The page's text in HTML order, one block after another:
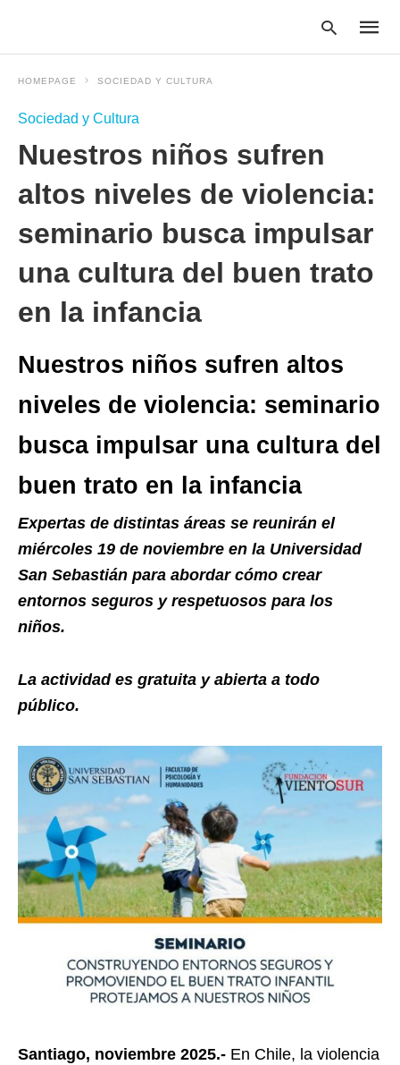
and
enter:
HOMEPAGE SOCIEDAD Y CULTURA
Sociedad y Cultura
Nuestros niños sufren
altos niveles de violencia:
seminario busca impulsar
una cultura del buen trato
en la infancia
Nuestros niños sufren altos
niveles de violencia: seminario
busca impulsar una cultura del
buen trato en la infancia
Expertas de distintas áreas se reunirán el
miércoles 19 de noviembre en la Universidad
San Sebastián para abordar cómo crear
entornos seguros y respetuosos para los
niños.
La actividad es gratuita y abierta a todo
público.
Santiago, noviembre 2025.- En Chile, la violencia